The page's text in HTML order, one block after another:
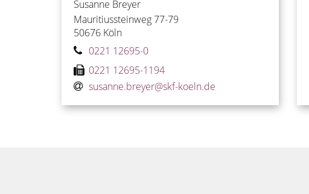
Susanne Breyer
Mauritiussteinweg 77-79
50676 Köln
0221 12695-0
0221 12695-1194
susanne.breyer@skf-koeln.de